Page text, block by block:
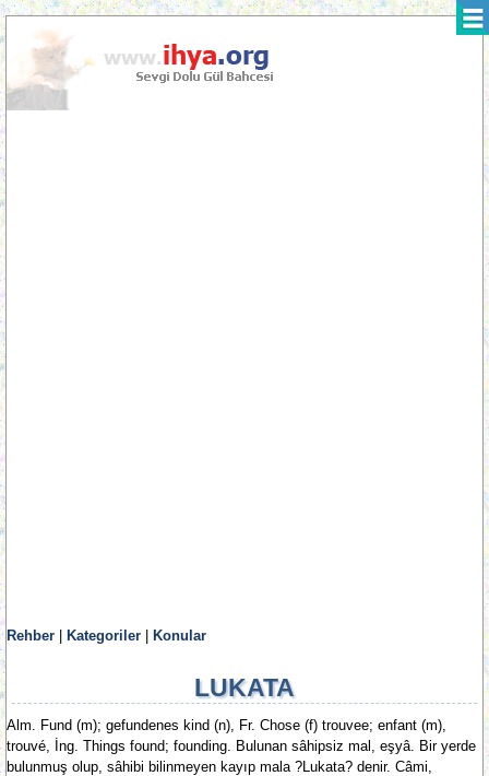
Rehber Kategoriler Konular
LUKATA
Alm. Fund (m); gefundenes kind (n), Fr. Chose (f) trouvee; enfant (m),
trouvé, İng. Things found; founding. Bulunan sâhipsiz mal, eşyâ. Bir yerde
bulunmuş olup, sâhibi bilinmeyen kayıp mala ?Lukata? denir. Câmi,